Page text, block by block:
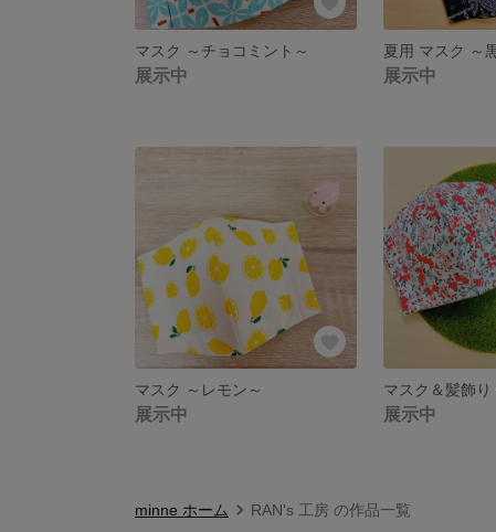
マスク ～チョコミント～
展示中
夏用 マスク ～
展示中
マスク ～レモン～
展示中
マスク＆髪飾り
展示中
minne ホーム RAN's 工房 の作品一覧